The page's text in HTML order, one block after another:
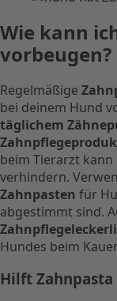
Wie kann
vorbeugen?
Regelmäßige
bei deinem Hund
täglichem
beim Tierarzt
verhindern.
Zahnpasten für
abgestimmt sind.
Hundes beim
Hilft